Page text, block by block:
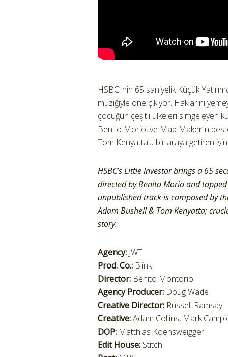
HSBC’ nin 65 saniyelik Küçük
müziğiyle öne çıkıyor. Haklarını
çocuğun çeşitli ülkeleri simgeleyen
Benito Morio, ve Map Maker’ın
Tom Kenyatta’u bir araya getiren işin
HSBC’s Little Investor brings a 65
directed by Benito Morio and
unpublished track is composed by
Adam Bushell & Tom Kenyatta;
story.
Agency: JWT
Prod. Co.: Blink
Director: Benito Montorio
Agency Producer: Doug Wade
Creative Director: Russell Ramsay
Creative:Adam Collins, Mark
DOP: Matthias Koensweigger
Edit House: Stitch